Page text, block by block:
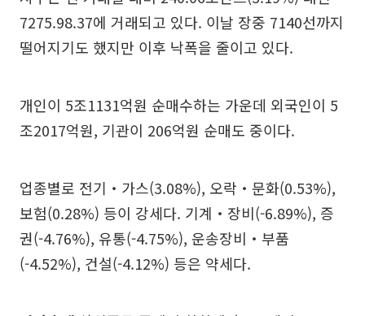
7275.98.37에 거래되고 있다. 이날 장중 7140선까지
떨어지기도 했지만 이후 낙폭을 줄이고 있다.
개인이 5조1131억원 순매수하는 가운데 외국인이 5
조2017억원, 기관이 206억원 순매도 중이다.
업종별로 전기‧가스(3.08%), 오락‧문화(0.53%),
보험(0.28%) 등이 강세다. 기계‧장비(-6.89%), 증
권(-4.76%), 유통(-4.75%), 운송장비‧부품
(-4.52%), 건설(-4.12%) 등은 약세다.